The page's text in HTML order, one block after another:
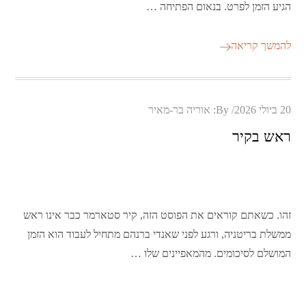
הגיע הזמן לפרט. בנאום הפתיחה …
להמשך קריאה
Posted
20 ביולי 2026 By: אוריה בר-מאיר
ראש בקיר
זהו. כשאתם קוראים את הפוסט הזה, קיר סטארמר כבר אינו ראש
ממשלת בריטניה, ורגע לפני שאנדי ברנהם מתחיל לעבוד הוא הזמן
המושלם לסיכומים. מהמאפיינים שלו …